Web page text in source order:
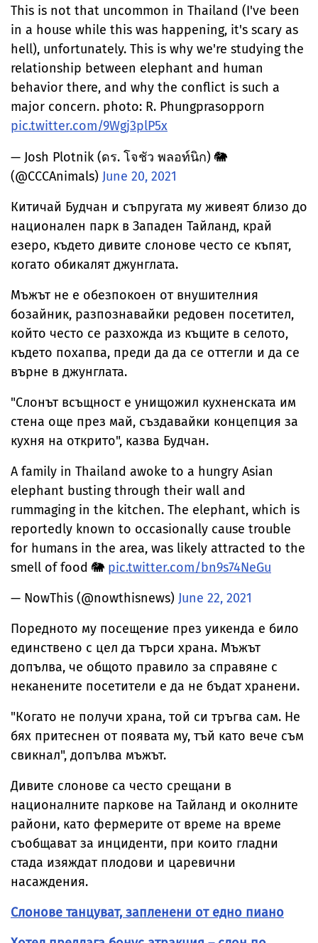
This is not that uncommon in Thailand (I've been
in a house while this was happening, it's scary as
hell), unfortunately. This is why we're studying the
relationship between elephant and human
behavior there, and why the conflict is such a
major concern. photo: R. Phungprasopporn
pic.twitter.com/9Wgj3plP5x
— Josh Plotnik (ดร. โจชัว พลอท์นิก) 🐘
(@CCCAnimals) June 20, 2021
Китичай Будчан и съпругата му живеят близо до
национален парк в Западен Тайланд, край
езеро, където дивите слонове често се къпят,
когато обикалят джунглата.
Мъжът не е обезпокоен от внушителния
бозайник, разпознавайки редовен посетител,
който често се разхожда из къщите в селото,
където похапва, преди да да се оттегли и да се
върне в джунглата.
"Слонът всъщност е унищожил кухненската им
стена още през май, създавайки концепция за
кухня на открито", казва Будчан.
A family in Thailand awoke to a hungry Asian
elephant busting through their wall and
rummaging in the kitchen. The elephant, which is
reportedly known to occasionally cause trouble
for humans in the area, was likely attracted to the
smell of food 🐘 pic.twitter.com/bn9s74NeGu
— NowThis (@nowthisnews) June 22, 2021
Поредното му посещение през уикенда е било
единствено с цел да търси храна. Мъжът
допълва, че общото правило за справяне с
неканените посетители е да не бъдат хранени.
"Когато не получи храна, той си тръгва сам. Не
бях притеснен от появата му, тъй като вече съм
свикнал", допълва мъжът.
Дивите слонове са често срещани в
националните паркове на Тайланд и околните
райони, като фермерите от време на време
съобщават за инциденти, при които гладни
стада изяждат плодови и царевични
насаждения.
Слонове танцуват, запленени от едно пиано